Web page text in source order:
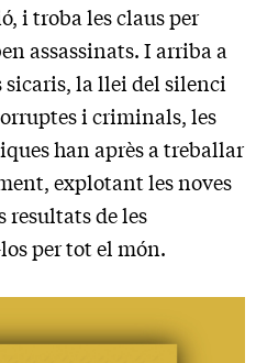
i troba les claus per
assassinats. I arriba a
sicaris, la llei del silenci
i criminals, les
han après a treballar
explotant les noves
resultats de les
per tot el món.